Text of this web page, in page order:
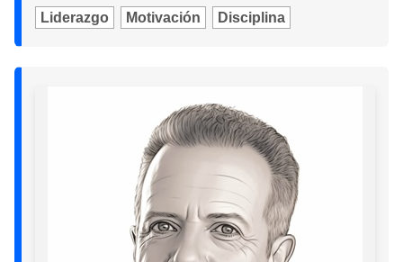
Liderazgo Motivación Disciplina